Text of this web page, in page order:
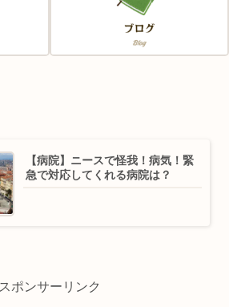
【病院】ニースで怪我！病気！緊
急で対応してくれる病院は？
スポンサーリンク